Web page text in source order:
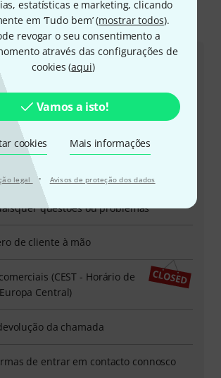
estatísticas e marketing, clicando
em ‘Tudo bem’ (mostrar todos).
revogar o seu consentimento a
através das configurações de
cookies (aqui)
Vamos a isto!
cookies Mais informações
legal · Avisos de proteção dos dados
pode contactar-nos
ao Cliente Portugal
+49-9546-9223-645
de apoio ao cliente está aqui para o
questões ou problemas
de cliente à mão
(CEST - Horário de
Central)
da chamada
de entrar em contacto connosco